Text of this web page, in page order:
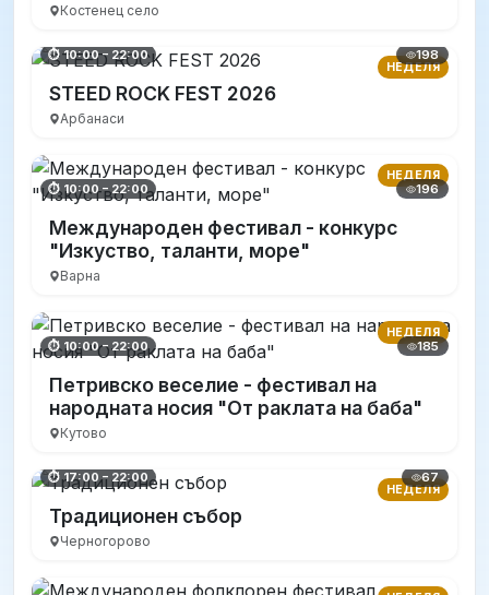
Костенец село
НЕДЕЛЯ
⏱ 10:00 – 22:00 198
STEED ROCK FEST 2026
Арбанаси
НЕДЕЛЯ
⏱ 10:00 – 22:00 196
Международен фестивал - конкурс
"Изкуство, таланти, море"
Варна
НЕДЕЛЯ
⏱ 10:00 – 22:00 185
Петривско веселие - фестивал на
народната носия "От раклата на баба"
Кутово
НЕДЕЛЯ
⏱ 17:00 – 22:00 67
Традиционен събор
Черногорово